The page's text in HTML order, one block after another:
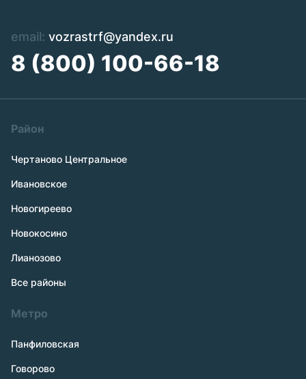
email: vozrastrf@yandex.ru
8 (800) 100-66-18
Район
Чертаново Центральное
Ивановское
Новогиреево
Новокосино
Лианозово
Все районы
Метро
Панфиловская
Говорово